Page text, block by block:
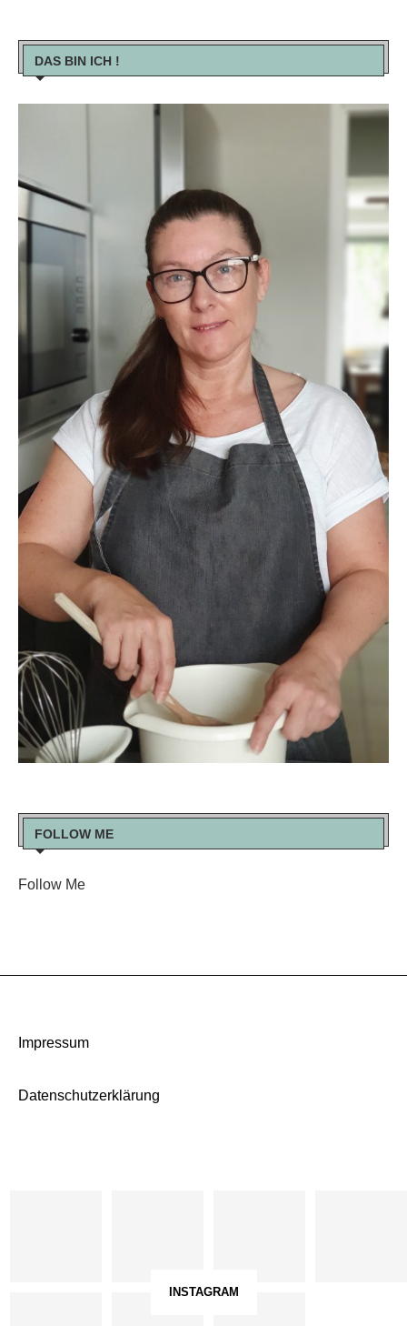
DAS BIN ICH !
FOLLOW ME
Follow Me
Impressum
Datenschutzerklärung
INSTAGRAM